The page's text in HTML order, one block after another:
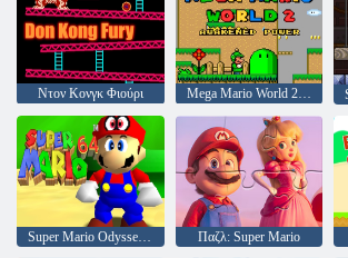
Ντον Κονγκ Φιούρι Mega Mario World 2 Awakened Power
Παζλ: Super Mario